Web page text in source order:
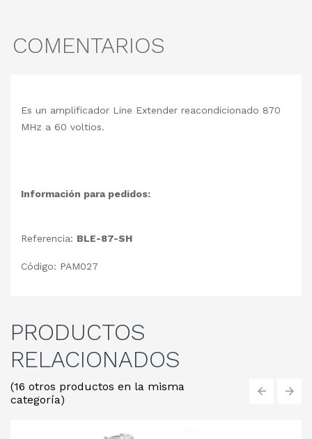
COMENTARIOS
Es un amplificador Line Extender reacondicionado 870
MHz a 60 voltios.
Información para pedidos:
Referencia: BLE-87-SH
Código: PAM027
PRODUCTOS
RELACIONADOS
(16 otros productos en la misma
categoría)